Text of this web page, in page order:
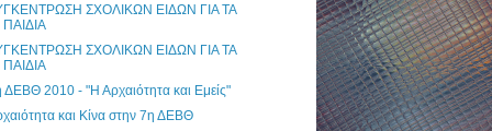
ΣΧΟΛΙΚΩΝ ΕΙΔΩΝ ΓΙΑ ΤΑ
ΠΑΙΔΙΑ
ΣΧΟΛΙΚΩΝ ΕΙΔΩΝ ΓΙΑ ΤΑ
ΠΑΙΔΙΑ
ΔΕΒΘ 2010 - "Η Αρχαιότητα και Εμείς"
και Κίνα στην 7η ΔΕΒΘ